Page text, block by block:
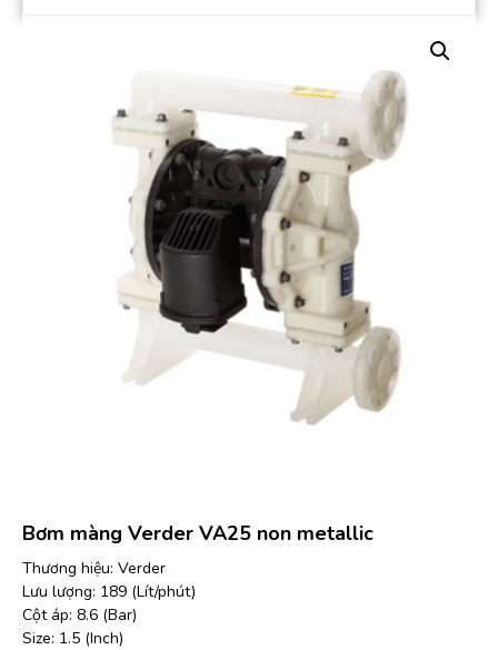
Bơm màng Verder VA25 non metallic
Thương hiệu: Verder
Lưu lượng: 189 (Lít/phút)
Cột áp: 8.6 (Bar)
Size: 1.5 (Inch)